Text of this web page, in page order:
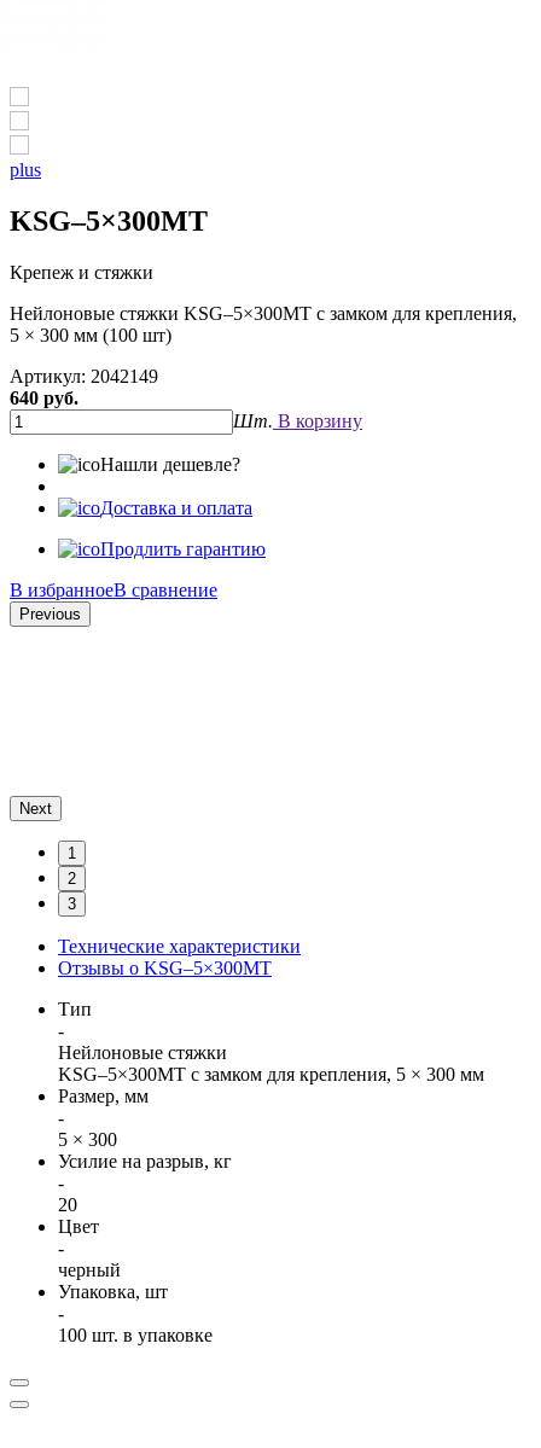
plus
KSG–5×300MT
Крепеж и стяжки
Нейлоновые стяжки KSG–5×300MT с замком для крепления,
5 × 300 мм (100 шт)
Артикул: 2042149
640 руб.
Шт. В корзину
Нашли дешевле?
Доставка и оплата
Продлить гарантию
В избранноеВ сравнение
Previous
Next
1
2
3
Технические характеристики
Отзывы о KSG–5×300MT
Тип
-
Нейлоновые стяжки
KSG–5×300MT с замком для крепления, 5 × 300 мм
Размер, мм
-
5 × 300
Усилие на разрыв, кг
-
20
Цвет
-
черный
Упаковка, шт
-
100 шт. в упаковке